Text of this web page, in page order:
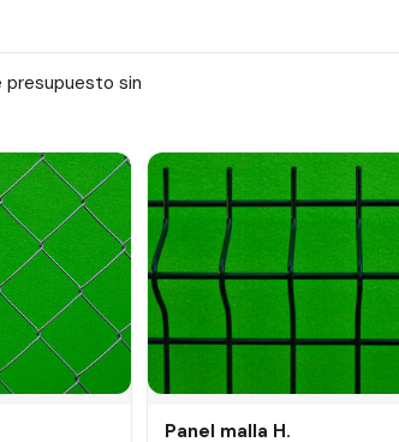
presupuesto sin
Panel malla H.